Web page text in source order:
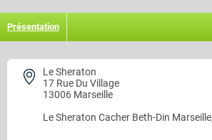
Présentation
Le Sheraton
17 Rue Du Village
13006 Marseille
Le Sheraton Cacher Beth-Din